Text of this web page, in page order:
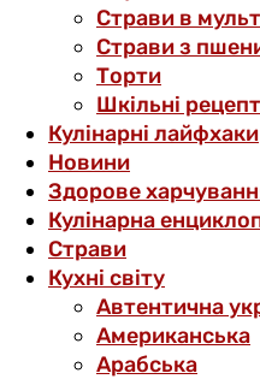
Страви в
Страви з
Торти
Шкільні
Кулінарні лайфхаки
Новини
Здорове
Кулінарна
Страви
Кухні світу
Автентична
Американська
Арабська